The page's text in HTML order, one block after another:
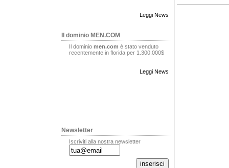
Leggi News
Il dominio MEN.COM
Il dominio men.com è stato venduto
recentemente in florida per 1.300.000$
Leggi News
Newsletter
Iscriviti alla nostra newsletter